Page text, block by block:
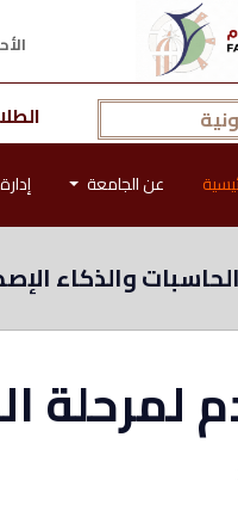
الأحد، ٩
عن الجامعة
والذكاء
لمرحلة